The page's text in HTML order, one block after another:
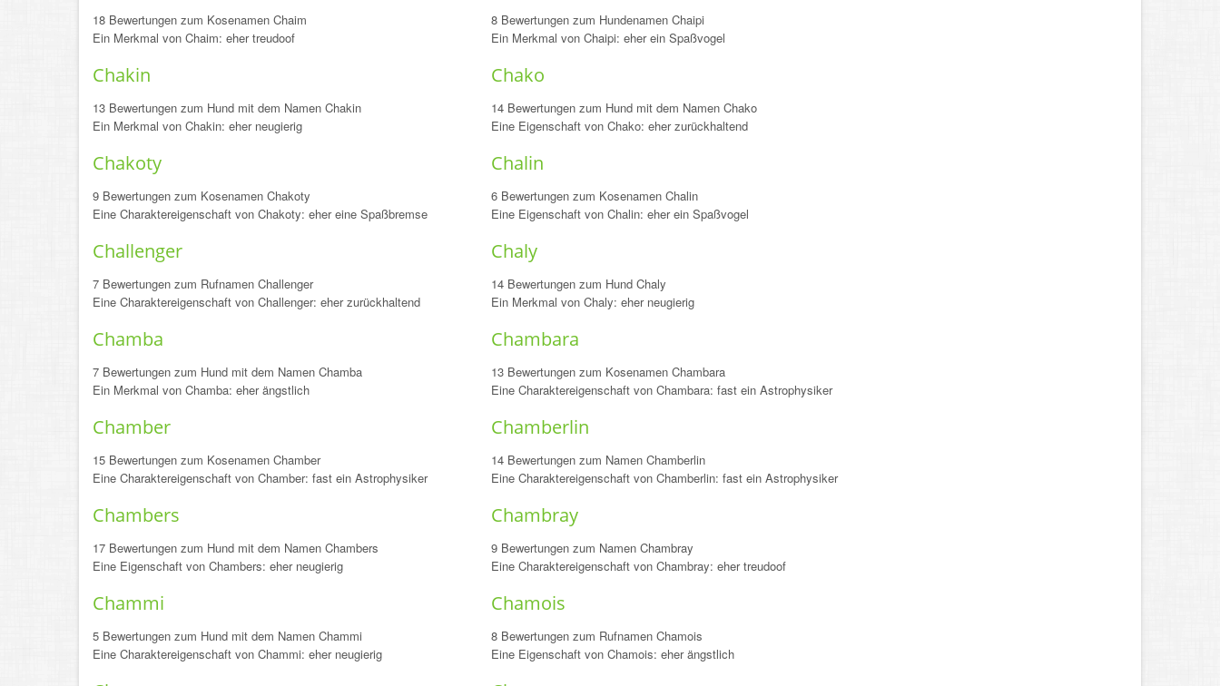
18 Bewertungen zum Kosenamen Chaim
Ein Merkmal von Chaim: eher treudoof
8 Bewertungen zum Hundenamen Chaipi
Ein Merkmal von Chaipi: eher ein Spaßvogel
Chakin
13 Bewertungen zum Hund mit dem Namen Chakin
Ein Merkmal von Chakin: eher neugierig
Chako
14 Bewertungen zum Hund mit dem Namen Chako
Eine Eigenschaft von Chako: eher zurückhaltend
Chakoty
9 Bewertungen zum Kosenamen Chakoty
Eine Charaktereigenschaft von Chakoty: eher eine Spaßbremse
Chalin
6 Bewertungen zum Kosenamen Chalin
Eine Eigenschaft von Chalin: eher ein Spaßvogel
Challenger
7 Bewertungen zum Rufnamen Challenger
Eine Charaktereigenschaft von Challenger: eher zurückhaltend
Chaly
14 Bewertungen zum Hund Chaly
Ein Merkmal von Chaly: eher neugierig
Chamba
7 Bewertungen zum Hund mit dem Namen Chamba
Ein Merkmal von Chamba: eher ängstlich
Chambara
13 Bewertungen zum Kosenamen Chambara
Eine Charaktereigenschaft von Chambara: fast ein Astrophysiker
Chamber
15 Bewertungen zum Kosenamen Chamber
Eine Charaktereigenschaft von Chamber: fast ein Astrophysiker
Chamberlin
14 Bewertungen zum Namen Chamberlin
Eine Charaktereigenschaft von Chamberlin: fast ein Astrophysiker
Chambers
17 Bewertungen zum Hund mit dem Namen Chambers
Eine Eigenschaft von Chambers: eher neugierig
Chambray
9 Bewertungen zum Namen Chambray
Eine Charaktereigenschaft von Chambray: eher treudoof
Chammi
5 Bewertungen zum Hund mit dem Namen Chammi
Eine Charaktereigenschaft von Chammi: eher neugierig
Chamois
8 Bewertungen zum Rufnamen Chamois
Eine Eigenschaft von Chamois: eher ängstlich